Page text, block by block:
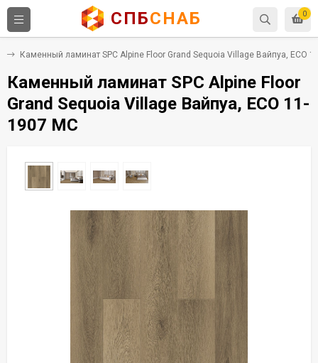
0
СПБСНАБ
Каменный ламинат SPC Alpine Floor Grand Sequoia Village Вайпуа, ECO
Каменный ламинат SPC Alpine Floor
Grand Sequoia Village Вайпуа, ECO 11-
1907 MC